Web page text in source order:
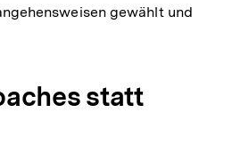
gewählt und
statt